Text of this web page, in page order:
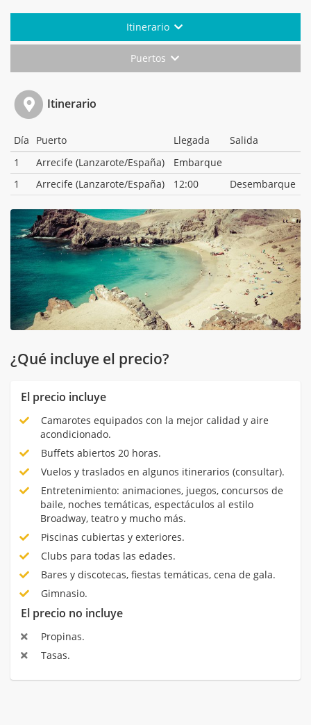
Itinerario
Puertos
Itinerario
Día Puerto Llegada
Salida
1
Arrecife (Lanzarote/España)
Embarque
1
Arrecife (Lanzarote/España) 12:00 Desembarque
¿Qué incluye el precio?
El precio incluye
Camarotes equipados con la mejor calidad y aire
acondicionado.
Buffets abiertos 20 horas.
Vuelos y traslados en algunos itinerarios (consultar).
Entretenimiento: animaciones, juegos, concursos de
baile, noches temáticas, espectáculos al estilo
Broadway, teatro y mucho más.
Piscinas cubiertas y exteriores.
Clubs para todas las edades.
Bares y discotecas, fiestas temáticas, cena de gala.
Gimnasio.
El precio no incluye
Propinas.
Tasas.